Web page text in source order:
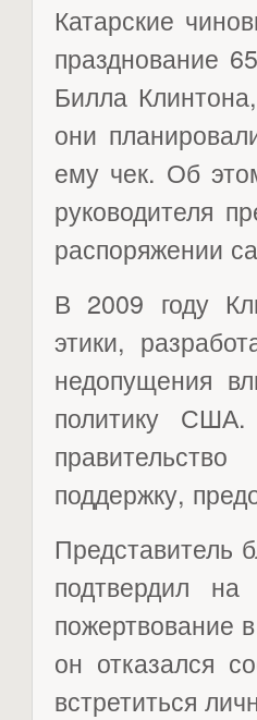
Катарские
празднование
Билла
они
ему чек. Об
руководителя
распоряжении
В 2009 году
этики,
недопущения
политику
поддержку,
Представитель
подтвердил
пожертвование
он отказался
встретиться